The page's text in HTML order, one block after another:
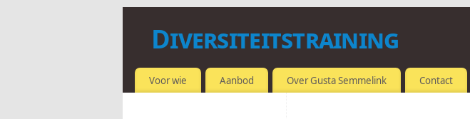
Diversiteitstraining
Voor wie Aanbod Over Gusta Semmelink Contact